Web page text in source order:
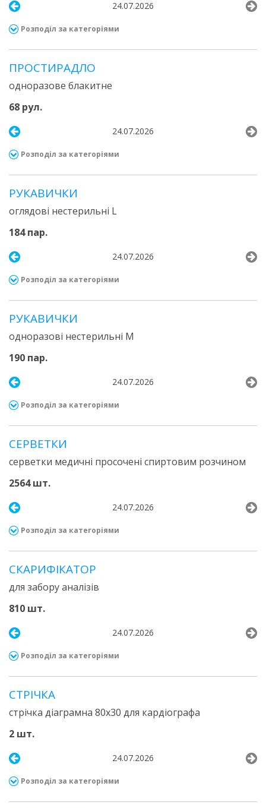
24.07.2026
Розподіл за категоріями
ПРОСТИРАДЛО
одноразове блакитне
68 рул.
24.07.2026
Розподіл за категоріями
РУКАВИЧКИ
оглядові нестерильні L
184 пар.
24.07.2026
Розподіл за категоріями
РУКАВИЧКИ
одноразові нестерильні М
190 пар.
24.07.2026
Розподіл за категоріями
СЕРВЕТКИ
серветки медичні просочені спиртовим розчином
2564 шт.
24.07.2026
Розподіл за категоріями
СКАРИФІКАТОР
для забору аналізів
810 шт.
24.07.2026
Розподіл за категоріями
СТРІЧКА
стрічка діаграмна 80х30 для кардіографа
2 шт.
24.07.2026
Розподіл за категоріями